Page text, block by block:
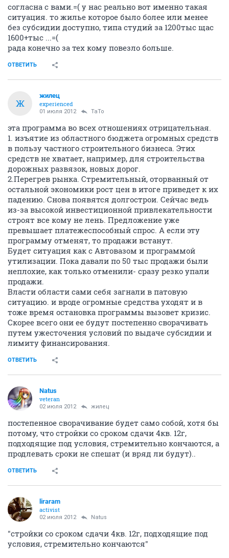
согласна с вами.=( у нас реально вот именно такая
ситуация. то жилье которое было более или менее
без субсидии доступно, типа студий за 1200тыс щас
1600+тыс ...=(
рада конечно за тех кому повезло больше.
ОТВЕТИТЬ
Ж
жилец
experienced
01 июля 2012 TaTo
эта программа во всех отношениях отрицательная.
1. изъятие из областного бюджета огромных средств
в пользу частного строительного бизнеса. Этих
средств не хватает, например, для строительства
дорожных развязок, новых дорог.
2.Перегрев рынка. Стремительный, оторванный от
остальной экономики рост цен в итоге приведет к их
падению. Снова появятся долгострои. Сейчас ведь
из-за высокой инвестиционной привлекательности
строят все кому не лень. Предложение уже
превышает платежеспособный спрос. А если эту
программу отменят, то продажи встанут.
Будет ситуация как с Автовазом и программой
утилизации. Пока давали по 50 тыс продажи были
неплохие, как только отменили- сразу резко упали
продажи.
Власти области сами себя загнали в патовую
ситуацию. и вроде огромные средства уходят и в
тоже время остановка программы вызовет кризис.
Скорее всего они ее будут постепенно сворачивать
путем ужесточения условий по выдаче субсидии и
лимиту финансирования.
ОТВЕТИТЬ
Natus
veteran
02 июля 2012 жилец
постепенное сворачивание будет само собой, хотя бы
потому, что стройки со сроком сдачи 4кв. 12г,
подходящие под условия, стремительно кончаются, а
продлевать сроки не спешат (и вряд ли будут)..
ОТВЕТИТЬ
liraram
activist
02 июля 2012 Natus
"стройки со сроком сдачи 4кв. 12г, подходящие под
условия, стремительно кончаются"